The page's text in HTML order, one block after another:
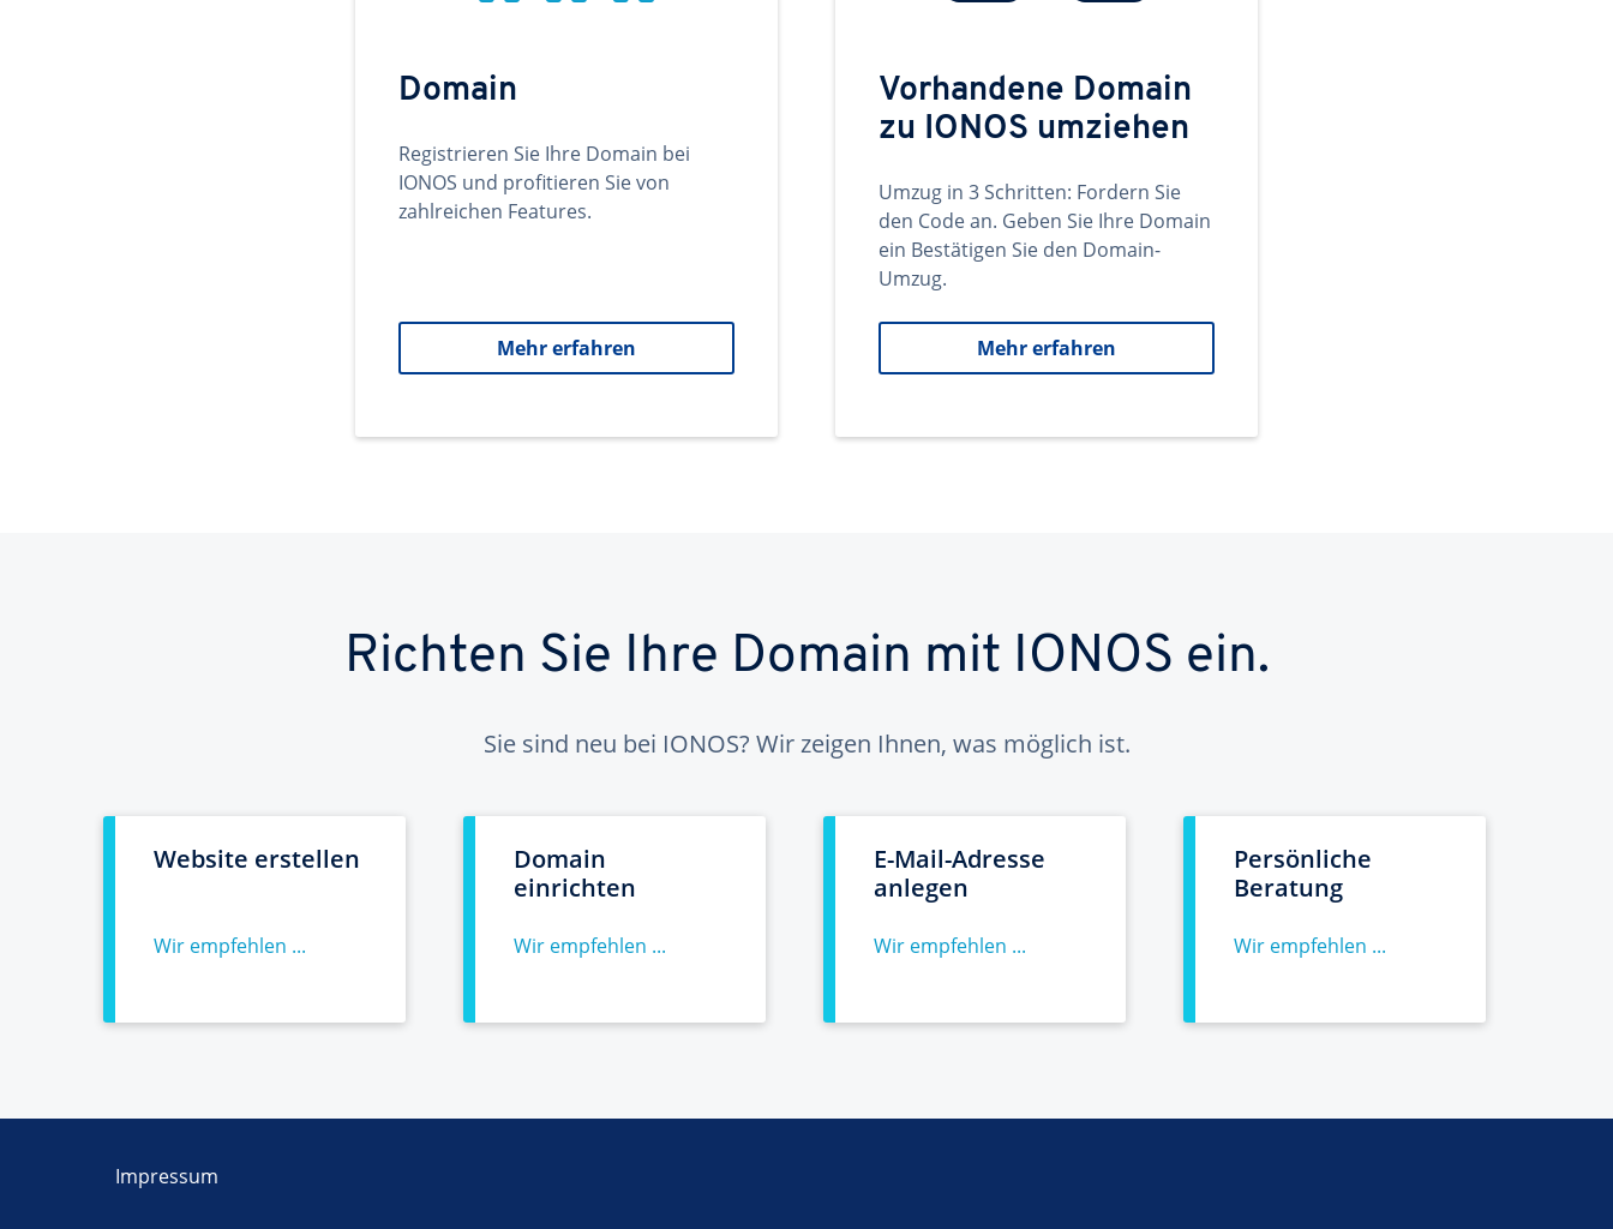
Domain
Registrieren Sie Ihre Domain bei
IONOS und profitieren Sie von
zahlreichen Features.
Mehr erfahren
Vorhandene Domain
zu IONOS umziehen
Umzug in 3 Schritten: Fordern Sie
den Code an. Geben Sie Ihre Domain
ein Bestätigen Sie den Domain-
Umzug.
Mehr erfahren
Richten Sie Ihre Domain mit IONOS ein.
Sie sind neu bei IONOS? Wir zeigen Ihnen, was möglich ist.
Website erstellen
Wir empfehlen ...
Domain
einrichten
Wir empfehlen ...
E-Mail-Adresse
anlegen
Wir empfehlen ...
Persönliche
Beratung
Wir empfehlen ...
Impressum